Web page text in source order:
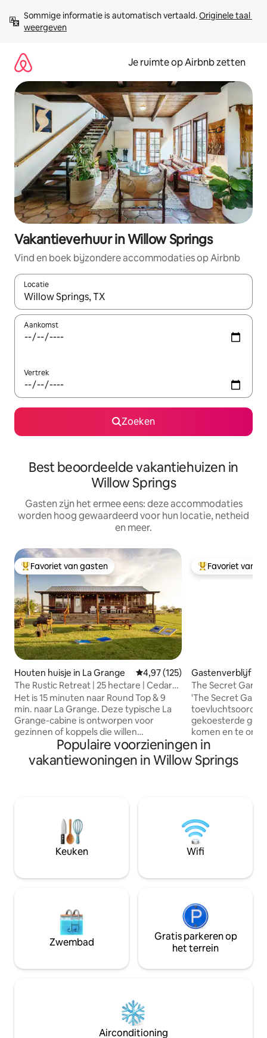
direct
naar
Sommige informatie is automatisch vertaald. Originele taal
weergeven
Je ruimte op Airbnb zetten
Vakantieverhuur in Willow Springs
Vind en boek bijzondere accommodaties op Airbnb
Locatie
Wanneer er suggesties beschikbaar zijn, maak je een keuze
Aankomst
Vertrek
Zoeken
Best beoordeelde vakantiehuizen in
Willow Springs
Gasten zijn het ermee eens: deze accommodaties
worden hoog gewaardeerd voor hun locatie, netheid
en meer.
Topfavoriet van gasten
Favoriet van gasten
Houten huisje in La Grange Gemiddelde beoordeling van
4,97 (125)
The Rustic Retreat | 25 hectare | Cedar
Cabin
Het is 15 minuten naar Round Top & 9
min. naar La Grange. Deze typische La
Grange-cabine is ontworpen voor
gezinnen of koppels die willen
ontspannen en de stekker uit het
stopcontact willen trekken en biedt de
grootst mogelijke privacy en sereniteit
kunt vinden. Verzamel 's nachts rond de
vuurplaats voor s' mores en verhalen
onder de sterren. Deze hut is perfect
gelegen in de buurt van wijnmakerijen
afgelegen gevoel.
Topfavoriet van
Favoriet van
Gastenverblijf in
The Secret
'The Secret
toevluchtsoord
gekoesterde
komen en te
ligt verderop van
steenworp
Brenham.
Inclusief: - AC - Wifi - Koelkast -
Magnetron -
Queensize bed -
privérit Aanvullende opmerkingen: -
Populaire voorzieningen in
vakantiewoningen in Willow Springs
Keuken Wifi
Zwembad
Gratis parkeren op
het terrein
Airconditioning